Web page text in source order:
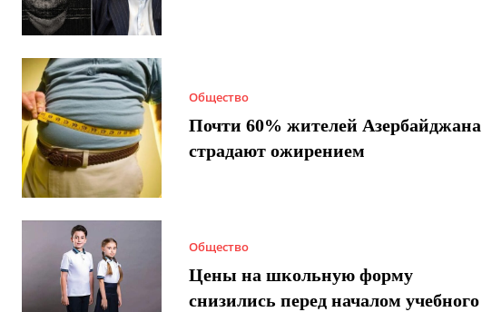
Общество
Почти 60% жителей Азербайджана
страдают ожирением
Общество
Цены на школьную форму
снизились перед началом учебного